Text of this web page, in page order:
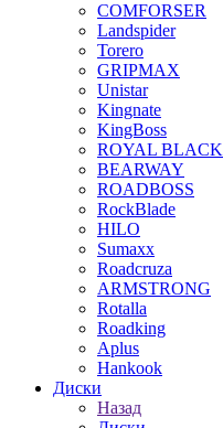
COMFORSER
Landspider
Torero
GRIPMAX
Unistar
Kingnate
KingBoss
ROYAL BLACK
BEARWAY
ROADBOSS
RockBlade
HILO
Sumaxx
Roadcruza
ARMSTRONG
Rotalla
Roadking
Aplus
Hankook
Диски
Назад